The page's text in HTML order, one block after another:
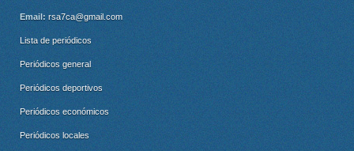
Email: rsa7ca@gmail.com
Lista de periódicos
Periódicos general
Periódicos deportivos
Periódicos económicos
Periódicos locales